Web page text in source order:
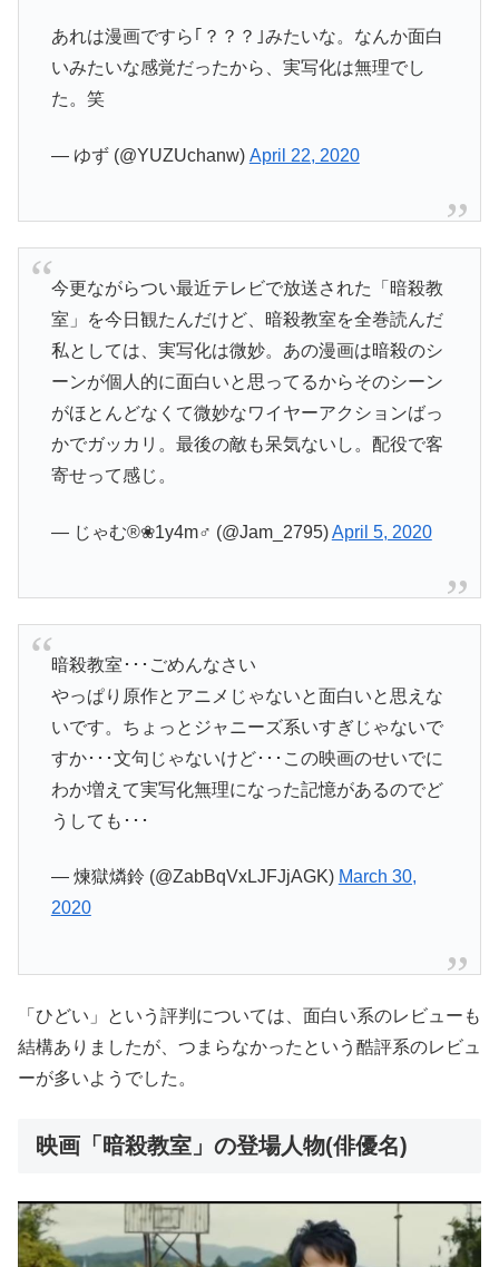
あれは漫画ですら｢？？？｣みたいな。なんか面白
いみたいな感覚だったから、実写化は無理でし
た。笑
— ゆず (@YUZUchanw) April 22, 2020
今更ながらつい最近テレビで放送された「暗殺教
室」を今日観たんだけど、暗殺教室を全巻読んだ
私としては、実写化は微妙。あの漫画は暗殺のシ
ーンが個人的に面白いと思ってるからそのシーン
がほとんどなくて微妙なワイヤーアクションばっ
かでガッカリ。最後の敵も呆気ないし。配役で客
寄せって感じ。
— じゃむ︎®︎❀1y4m♂ (@Jam_2795)April 5, 2020
暗殺教室･･･ごめんなさい
やっぱり原作とアニメじゃないと面白いと思えな
いです。ちょっとジャニーズ系いすぎじゃないで
すか･･･文句じゃないけど･･･この映画のせいでに
わか増えて実写化無理になった記憶があるのでど
うしても･･･
— 煉獄燐鈴 (@ZabBqVxLJFJjAGK) March 30,
2020
「ひどい」という評判については、面白い系のレビューも
結構ありましたが、つまらなかったという酷評系のレビュ
ーが多いようでした。
映画「暗殺教室」の登場人物(俳優名)